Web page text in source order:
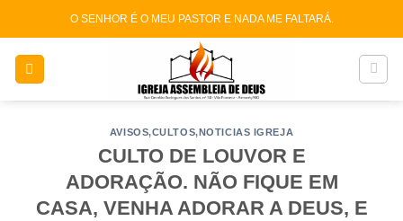
content
O SENHOR É O MEU PASTOR E NADA ME FALTARÁ.
AVISOS,CULTOS,NOTICIAS IGREJA
CULTO DE LOUVOR E
ADORAÇÃO. NÃO FIQUE EM
CASA, VENHA ADORAR A DEUS, E